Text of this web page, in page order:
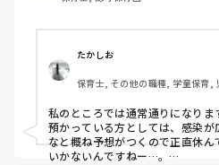
たかしお
保育士, その他の職種, 学童保育,
私のところでは通常通りになりま
預かっている方としては、感染
なと概ね予想がつくので正直休
いかないんですねー…。